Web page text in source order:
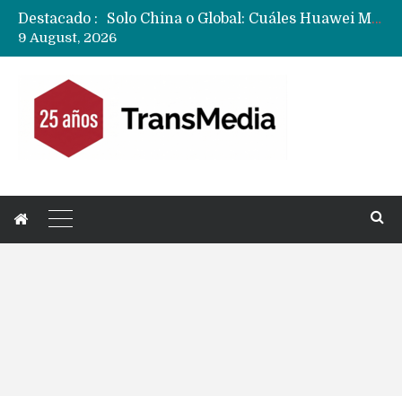
Destacado :
Data Centers de Huawei en Chile, México, Brasil,Perú y Argentina podrían verse afectados por arremetida de EE.UU
9 August, 2026